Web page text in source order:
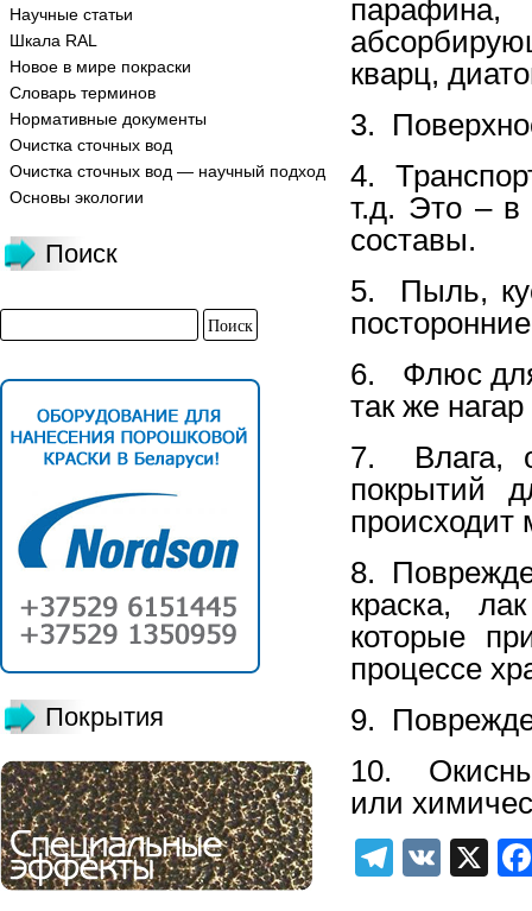
Научные статьи
Шкала RAL
Новое в мире покраски
Словарь терминов
Нормативные документы
Очистка сточных вод
Очистка сточных вод — научный подход
Основы экологии
Поиск
Покрытия
кварц,
3.
4.
т.д. Это – в
составы.
5. Пыль,
6. Флюс для
так же
7. Влага,
покрытий
8.
краска,
которые
процессе
9.
10.
или
VK X